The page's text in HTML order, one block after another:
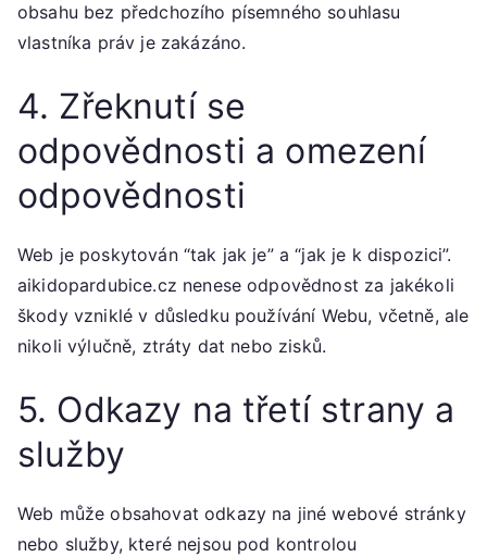
obsahu bez předchozího písemného souhlasu
vlastníka práv je zakázáno.
4. Zřeknutí se
odpovědnosti a omezení
odpovědnosti
Web je poskytován “tak jak je” a “jak je k dispozici”.
aikidopardubice.cz nenese odpovědnost za jakékoli
škody vzniklé v důsledku používání Webu, včetně, ale
nikoli výlučně, ztráty dat nebo zisků.
5. Odkazy na třetí strany a
služby
Web může obsahovat odkazy na jiné webové stránky
nebo služby, které nejsou pod kontrolou